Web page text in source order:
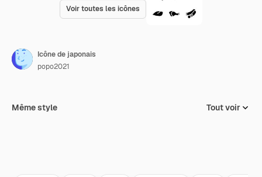
Voir toutes les icônes
Icône de japonais
popo2021
Même style Tout voir